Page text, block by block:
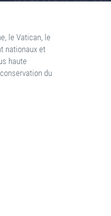
le Vatican, le
nationaux et
haute
du